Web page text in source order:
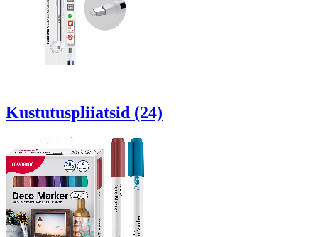
Kustutuspliiatsid (24)